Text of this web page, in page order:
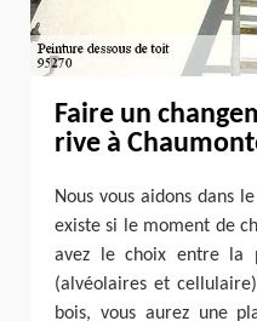
Faire un
rive à
Nous vous aidons dans
existe si le moment de
avez le choix entre la
(alvéolaires et
bois, vous aurez une